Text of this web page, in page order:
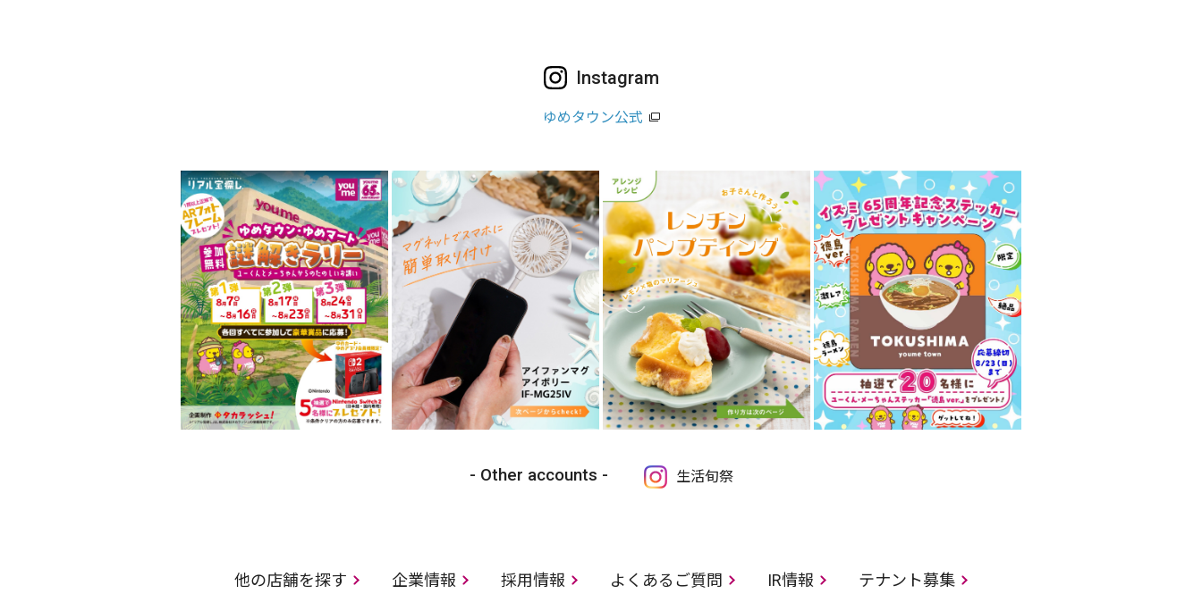
Instagram
ゆめタウン公式
Other accounts 生活旬祭
他の店舗を探す 企業情報 採用情報 よくあるご質問 IR情報 テナント募集